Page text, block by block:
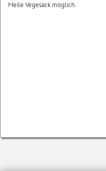
Meile Vegesack möglich.